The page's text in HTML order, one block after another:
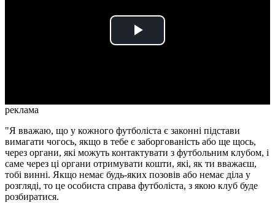
Play
реклама
"Я вважаю, що у кожного футболіста є законні підстави
вимагати чогось, якщо в тебе є заборгованість або ще щось,
через органи, які можуть контактувати з футбольним клубом, і
саме через ці органи отримувати кошти, які, як ти вважаєш,
тобі винні. Якщо немає будь-яких позовів або немає діла у
розгляді, то це особиста справа футболіста, з якою клуб буде
розбиратися.